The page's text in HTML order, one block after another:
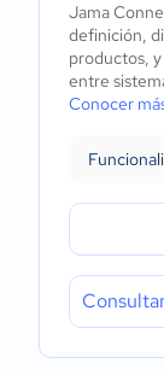
Jama
definición,
productos,
entre
Conocer